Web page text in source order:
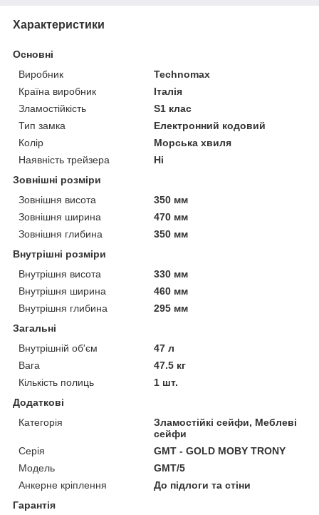
Характеристики
Основні
Виробник
Technomax
Країна виробник
Італія
Зламостійкість
S1 клас
Тип замка
Електронний кодовий
Колір
Морська хвиля
Наявність трейзера
Ні
Зовнішні розміри
Зовнішня висота
350 мм
Зовнішня ширина
470 мм
Зовнішня глибина
350 мм
Внутрішні розміри
Внутрішня висота
330 мм
Внутрішня ширина
460 мм
Внутрішня глибина
295 мм
Загальні
Внутрішній об'єм
47 л
Вага
47.5 кг
Кількість полиць
1 шт.
Додаткові
Категорія
Зламостійкі сейфи, Меблеві
сейфи
Серія
GMT - GOLD MOBY TRONY
Модель
GMT/5
Анкерне кріплення
До підлоги та стіни
Гарантія